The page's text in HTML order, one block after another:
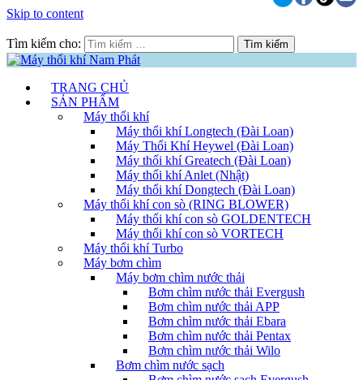
Skip to content
Tìm kiếm cho:
TRANG CHỦ
SẢN PHẨM
Máy thổi khí
Máy thổi khí Longtech (Đài Loan)
Máy Thổi Khí Heywel (Đài Loan)
Máy thổi khí Greatech (Đài Loan)
Máy thổi khí Anlet (Nhật)
Máy thổi khí Dongtech (Đài Loan)
Máy thổi khí con sò (RING BLOWER)
Máy thổi khí con sò GOLDENTECH
Máy thổi khí con sò VORTECH
Máy thổi khí Turbo
Máy bơm chìm
Máy bơm chìm nước thải
Bơm chìm nước thải Evergush
Bơm chìm nước thải APP
Bơm chìm nước thải Ebara
Bơm chìm nước thải Pentax
Bơm chìm nước thải Wilo
Bơm chìm nước sạch